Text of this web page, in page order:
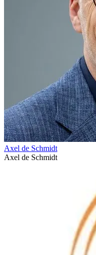
Axel de Schmidt
Axel de Schmidt